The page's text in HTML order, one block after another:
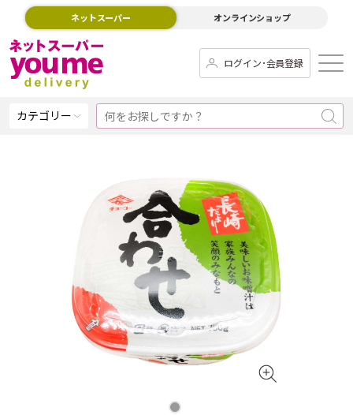
ネットスーパー オンラインショップ
ログイン･会員登録
カテゴリー